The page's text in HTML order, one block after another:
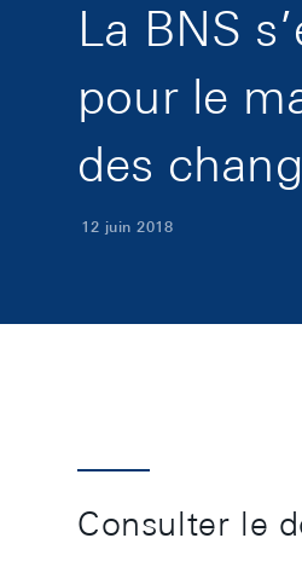
La BNS
pour le
des
12 juin 2018
Consulter le